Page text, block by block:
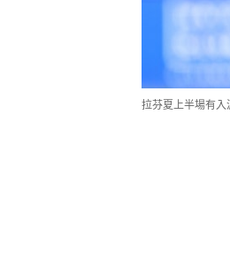
拉芬夏上半場有入